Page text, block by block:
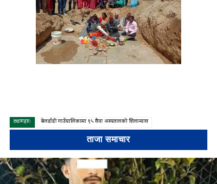
ट्यागहरु: बेलडाँडी गाउँपालिकामा १५ सैया अस्पतालको शिलान्यास
ताजा समाचार